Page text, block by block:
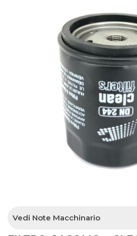
Vedi Note Macchinario